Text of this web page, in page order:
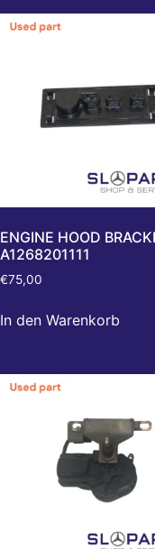
ENGINE HOOD
A1268201111
€75,00
In den Warenkorb